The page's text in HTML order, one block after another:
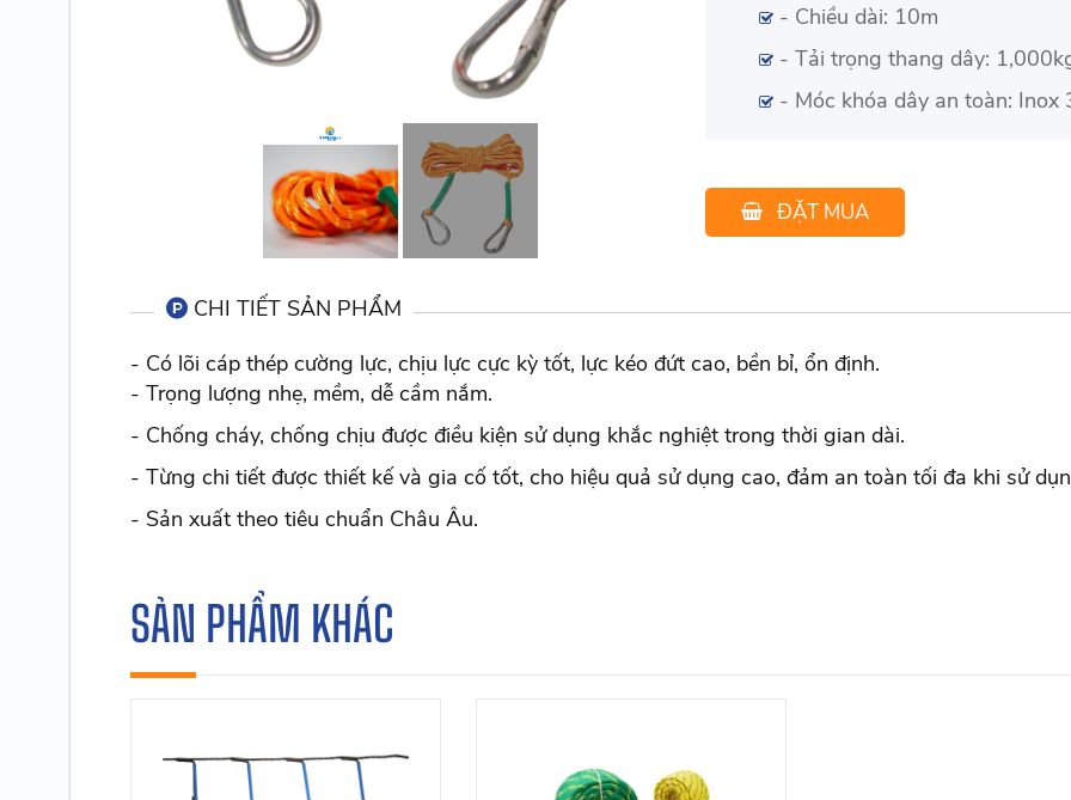
- Chiều dài: 10m
- Tải trọng thang dây:
- Móc khóa dây an toàn: Inox
ĐẶT MUA
CHI TIẾT SẢN PHẨM
- Có lõi cáp thép cường lực, chịu lực cực kỳ tốt, lực kéo đứt cao, bền bỉ, ổn định.
- Trọng lượng nhẹ, mềm, dễ cầm nắm.
- Chống cháy, chống chịu được điều kiện sử dụng khắc nghiệt trong thời gian dài.
- Từng chi tiết được thiết kế và gia cố tốt, cho hiệu quả sử dụng cao, đảm an toàn tối đa khi sử
- Sản xuất theo tiêu chuẩn Châu Âu.
SẢN PHẨM KHÁC